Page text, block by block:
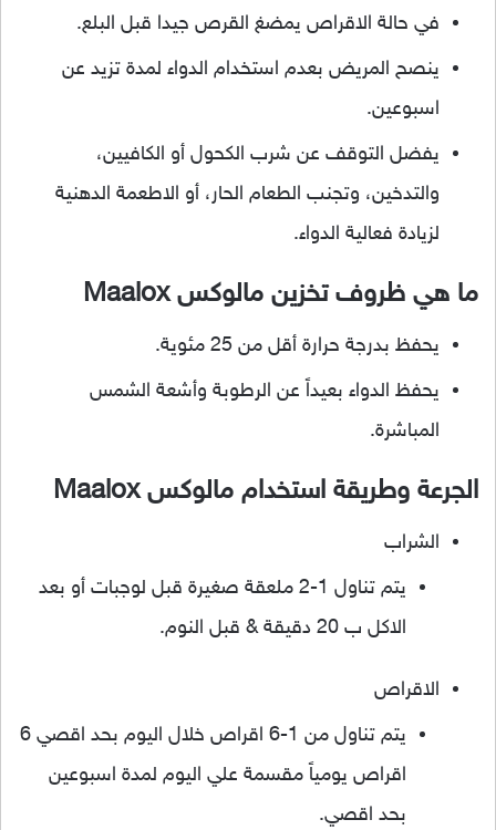
في حالة الاقراص يمضغ القرص جيدا قبل البلع.
ينصح المريض بعدم استخدام الدواء لمدة تزيد عن
اسبوعين.
يفضل التوقف عن شرب الكحول أو الكافيين،
والتدخين، وتجنب الطعام الحار، أو الاطعمة الدهنية
لزيادة فعالية الدواء.
ما هي ظروف تخزين مالوكس Maalox
يحفظ بدرجة حرارة أقل من 25 مئوية.
يحفظ الدواء بعيداً عن الرطوبة وأشعة الشمس
المباشرة.
الجرعة وطريقة استخدام مالوكس Maalox
الشراب
يتم تناول 1-2 ملعقة صغيرة قبل لوجبات أو بعد
الاكل ب 20 دقيقة & قبل النوم.
الاقراص
يتم تناول من 1-6 اقراص خلال اليوم بحد اقصي 6
اقراص يومياً مقسمة علي اليوم لمدة اسبوعين
بحد اقصي.